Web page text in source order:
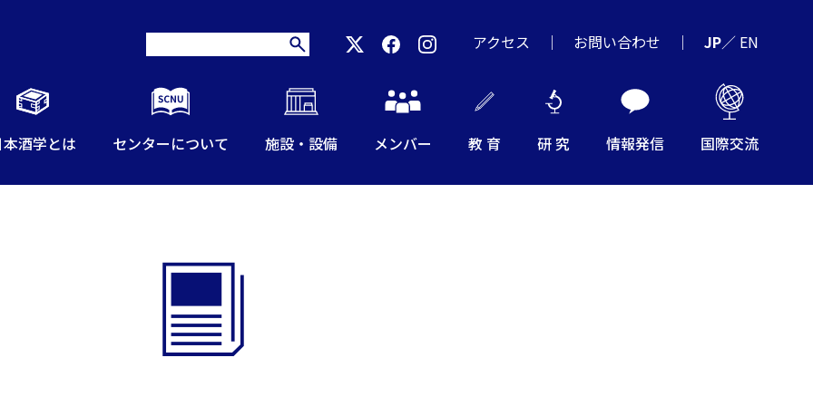
酒学とは センターについて 施設・設備 メンバー 教 育 研 究 情報発信 国際交流
アクセス お問い合わせ JP／ EN